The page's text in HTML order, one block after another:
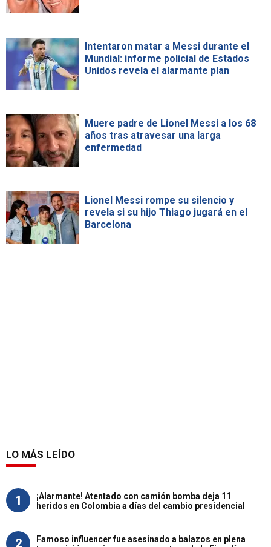
Intentaron matar a Messi durante el
Mundial: informe policial de Estados
Unidos revela el alarmante plan
Muere padre de Lionel Messi a los 68
años tras atravesar una larga
enfermedad
Lionel Messi rompe su silencio y
revela si su hijo Thiago jugará en el
Barcelona
LO MÁS LEÍDO
1
¡Alarmante! Atentado con camión bomba deja 11
heridos en Colombia a días del cambio presidencial
2
Famoso influencer fue asesinado a balazos en plena